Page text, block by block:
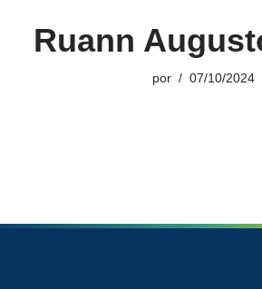
Ruann
por 07/10/2024